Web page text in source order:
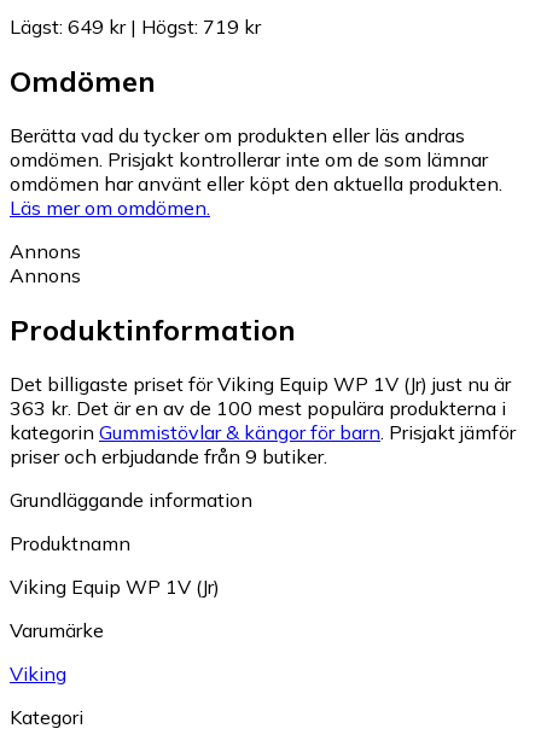
Lägst: 649 kr| Högst: 719 kr
Omdömen
Berätta vad du tycker om produkten eller läs andras
omdömen. Prisjakt kontrollerar inte om de som lämnar
omdömen har använt eller köpt den aktuella produkten.
Läs mer om omdömen.
Annons
Annons
Produktinformation
Det billigaste priset för Viking Equip WP 1V (Jr) just nu är
363 kr. Det är en av de 100 mest populära produkterna i
kategorin Gummistövlar & kängor för barn Prisjakt jämför
priser och erbjudande från 9 butiker.
Grundläggande information
Produktnamn
Viking Equip WP 1V (Jr)
Varumärke
Viking
Kategori